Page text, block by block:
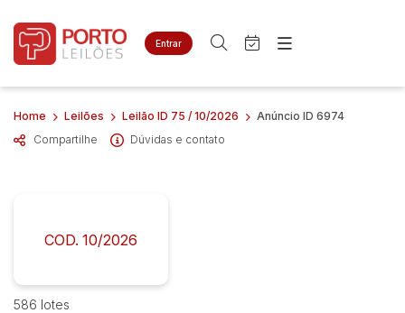
Entrar
Criar conta Entrar
Site
Agenda
Quem Somos
Busca por palavra-chave
Bairro
Home
Quem Somos
Home Leilões Leilão ID 75 / 10/2026
Anúncio ID 6974
Compartilhe
Dúvidas e contato
COD. 10/2026
586 lotes